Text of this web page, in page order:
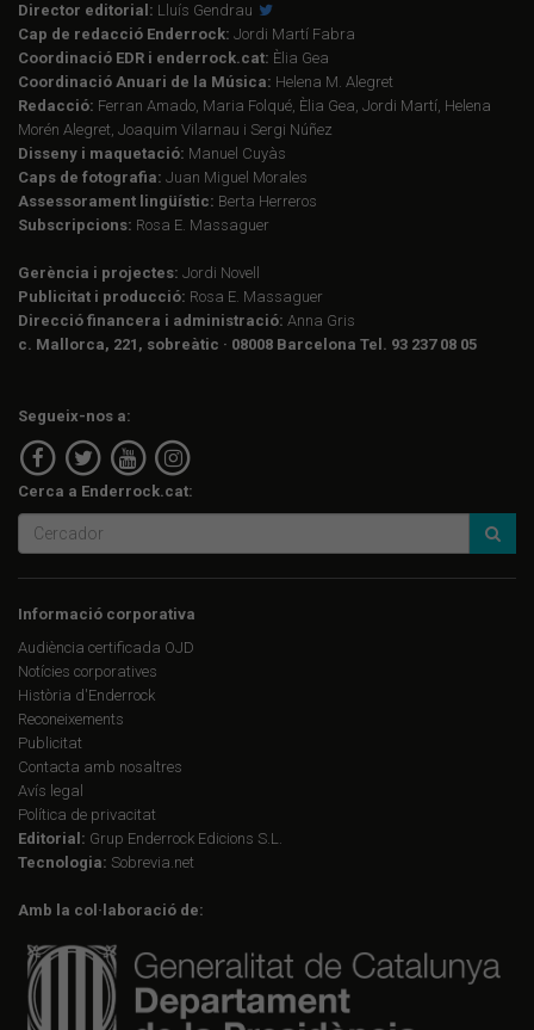
Director editorial: Lluís Gendrau
Cap de redacció Enderrock: Jordi Martí Fabra
Coordinació EDR i enderrock.cat: Èlia Gea
Coordinació Anuari de la Música: Helena M. Alegret
Redacció: Ferran Amado, Maria Folqué, Èlia Gea, Jordi Martí, Helena
Morén Alegret, Joaquim Vilarnau i Sergi Núñez
Disseny i maquetació: Manuel Cuyàs
Caps de fotografia: Juan Miguel Morales
Assessorament lingüístic: Berta Herreros
Subscripcions: Rosa E. Massaguer
Gerència i projectes: Jordi Novell
Publicitat i producció: Rosa E. Massaguer
Direcció financera i administració: Anna Gris
c. Mallorca, 221, sobreàtic · 08008 Barcelona Tel. 93 237 08 05
Segueix-nos a:
Cerca a Enderrock.cat:
Informació corporativa
Audiència certificada OJD
Notícies corporatives
Història d'Enderrock
Reconeixements
Publicitat
Contacta amb nosaltres
Avís legal
Política de privacitat
Editorial: Grup Enderrock Edicions S.L.
Tecnologia: Sobrevia.net
Amb la col·laboració de: